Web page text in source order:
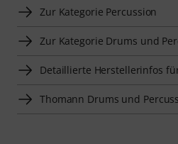
Zur Kategorie Percussion
Zur Kategorie Drums und
Detaillierte Herstellerinfos
Thomann Drums und